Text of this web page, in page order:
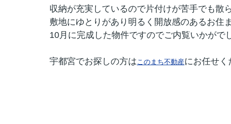
収納が充実しているので片付けが苦手でも散
敷地にゆとりがあり明るく開放感のあるお住
10月に完成した物件ですのでご内覧いかがで
宇都宮でお探しの方はこのまち不動産にお任せく